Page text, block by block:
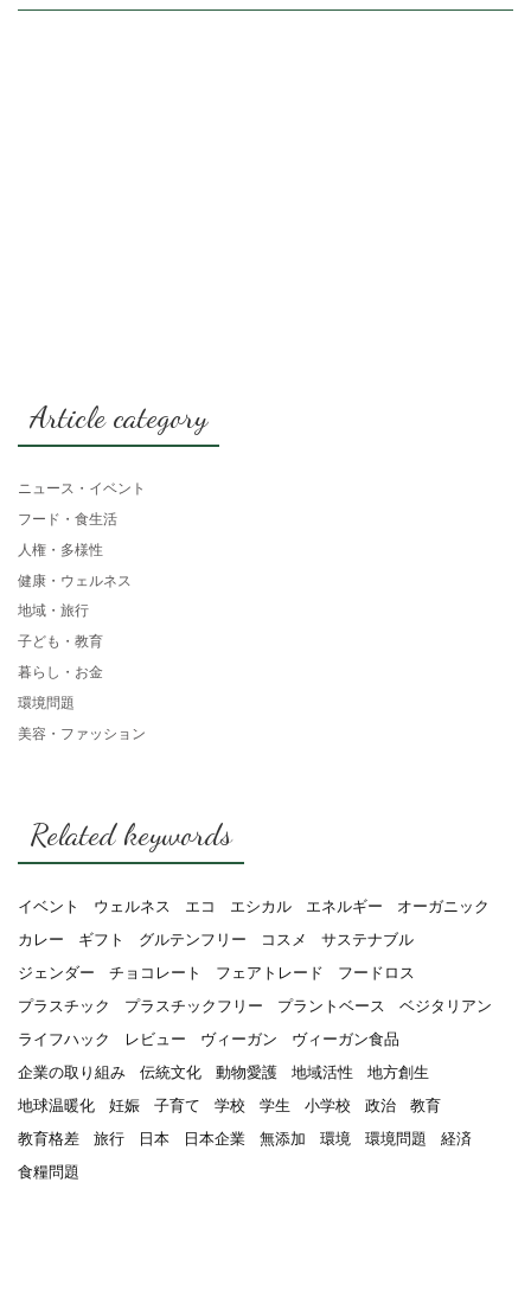
Article category
ニュース・イベント
フード・食生活
人権・多様性
健康・ウェルネス
地域・旅行
子ども・教育
暮らし・お金
環境問題
美容・ファッション
Related keywords
イベント ウェルネス エコ エシカル エネルギー
オーガニック
カレー
ギフト グルテンフリー コスメ
サステナブル
ジェンダー
チョコレート フェアトレード
フードロス
プラスチック
プラスチックフリー プラントベース
ベジタリアン
ライフハック
レビュー ヴィーガン
ヴィーガン食品
企業の取り組み
伝統文化 動物愛護 地域活性
地方創生
地球温暖化
妊娠 子育て 学校 学生 小学校 政治
教育
教育格差
旅行 日本 日本企業 無添加 環境 環境問題
経済
食糧問題